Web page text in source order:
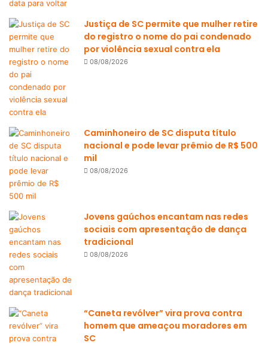
Justiça de SC permite que mulher retire
do registro o nome do pai condenado
por violência sexual contra ela
08/08/2026
Caminhoneiro de SC disputa título
nacional e pode levar prêmio de R$ 500
mil
08/08/2026
Jovens gaúchos encantam nas redes
sociais com apresentação de dança
tradicional
08/08/2026
“Caneta revólver” vira prova contra
homem que ameaçou moradores em
SC